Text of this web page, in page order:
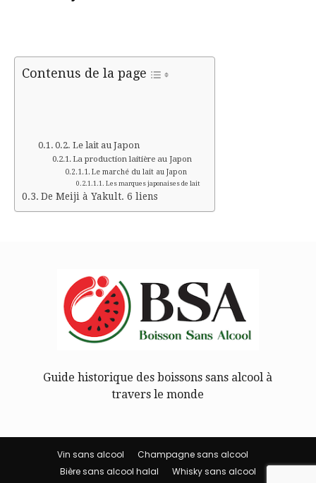
Contenus de la page
Le lait au Japon
La production laitière au Japon
Le marché du lait au Japon
Les marques japonaises de lait
De Meiji à Yakult. 6 liens
Guide historique des boissons sans alcool à
travers le monde
Vin sans alcool
Champagne sans alcool
Bière sans alcool halal
Whisky sans alcool